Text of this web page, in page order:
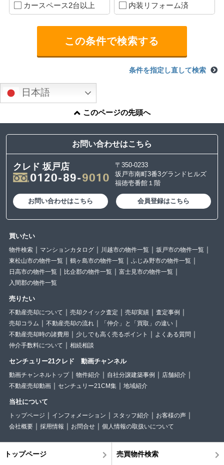
カースペース2台以上 内装リフォーム済
条件を指定し直して検索
日本語
このページの先頭へ
お問い合わせはこちら
クレド 坂戸店
〒350-0233
坂戸市南町3番3グランドヒルズ
福徳壱番館１階
お問い合わせはこちら 会員登録はこちら
買いたい
物件検索 マンションカタログ 川越市の物件一覧
坂戸市の物件一覧
東松山市の物件一覧
鶴ヶ島市の物件一覧
ふじみ野市の物件一覧
日高市の物件一覧
比企郡の物件一覧
富士見市の物件一覧
入間郡の物件一覧
売りたい
不動産売却について 売却クイック査定 売却実績
査定事例
売却コラム
不動産売却の流れ
「仲介」と「買取」の違い
不動産売却時の諸費用
少しでも高く売るポイント
よくある質問
仲介手数料について
相続相談
センチュリー21クレド 動画チャンネル
動画チャンネルトップ 物件紹介 自社分譲建築事例
店舗紹介
不動産売却動画
センチュリー21CM集 地域紹介
当社について
トップページ インフォメーション スタッフ紹介
お客様の声
会社概要
採用情報 お問合せ 個人情報の取扱いについて
トップページ 売買物件検索